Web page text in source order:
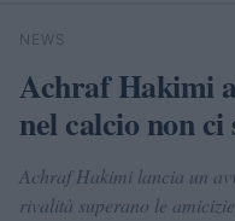
Cerca
NEWS
Achraf Hakimi
nel calcio non ci
Achraf Hakimi lancia un
rivalità superano le